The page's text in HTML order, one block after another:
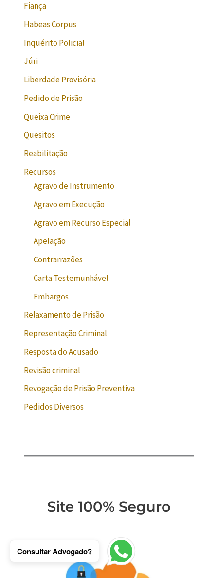
Fiança
Habeas Corpus
Inquérito Policial
Júri
Liberdade Provisória
Pedido de Prisão
Queixa Crime
Quesitos
Reabilitação
Recursos
Agravo de Instrumento
Agravo em Execução
Agravo em Recurso Especial
Apelação
Contrarrazões
Carta Testemunhável
Embargos
Relaxamento de Prisão
Representação Criminal
Resposta do Acusado
Revisão criminal
Revogação de Prisão Preventiva
Pedidos Diversos
Site 100% Seguro
Consultar Advogado?